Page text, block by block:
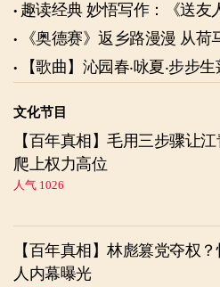
趣读经典 妙悟写作：《送友
《奥德赛》返乡路漫漫 从
【歌曲】沁园春‧咏夏‧步步
文化节目
【百年真相】毛用三步骤让江
爬上权力高位
人气 1026
【百年真相】林彪篡党夺权？
人内幕曝光